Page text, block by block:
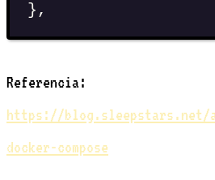
},
Referencia:
https://
docker-compose